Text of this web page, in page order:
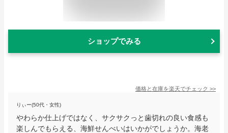
ショップでみる
価格と在庫を楽天でチェック >>
りぃー(50代・女性)
やわらか仕上げではなく、サクサクっと歯切れの良い食感も
楽しんでもらえる、海鮮せんべいはいかがでしょうか。海老